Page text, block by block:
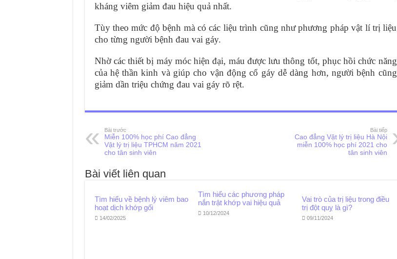
kháng viêm giảm đau hiệu quả nhất.
Tùy theo mức độ bệnh mà có các liệu trình cũng như phương pháp vật lí trị liệu
cho từng người bệnh đau vai gáy.
Nhờ các thiết bị máy móc hiện đại, máu được lưu thông tốt, phục hồi chức năng
của hệ thần kinh và giúp cho vận động cổ gáy dễ dàng hơn, người bệnh cũng
giảm dần triệu chứng đau vai gáy rõ rệt.
Bài trước
Miễn 100% học phí Cao đẳng
Vật lý trị liệu TPHCM năm 2021
cho tân sinh viên
Bài tiếp
Cao đẳng Vật lý trị liệu Hà Nội
miễn 100% học phí 2021 cho
tân sinh viên
Bài viết liên quan
Tìm hiểu về bệnh lý viêm bao
hoạt dịch khớp gối
14/02/2025
Tìm hiểu các phương pháp
nắn trật khớp vai hiệu quả
10/12/2024
Vai trò của trị liệu trong điều
trị đột quỵ là gì?
09/11/2024